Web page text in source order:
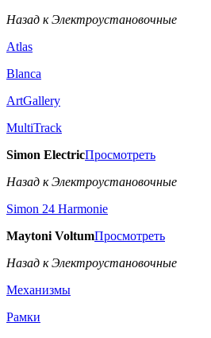
Назад к Электроустановочные
Atlas
Blanca
ArtGallery
MultiTrack
Simon ElectricПросмотреть
Назад к Электроустановочные
Simon 24 Harmonie
Maytoni VoltumПросмотреть
Назад к Электроустановочные
Механизмы
Рамки